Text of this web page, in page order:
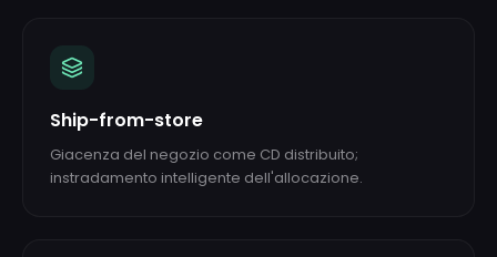
Ship-from-store
Giacenza del negozio come CD distribuito;
instradamento intelligente dell'allocazione.